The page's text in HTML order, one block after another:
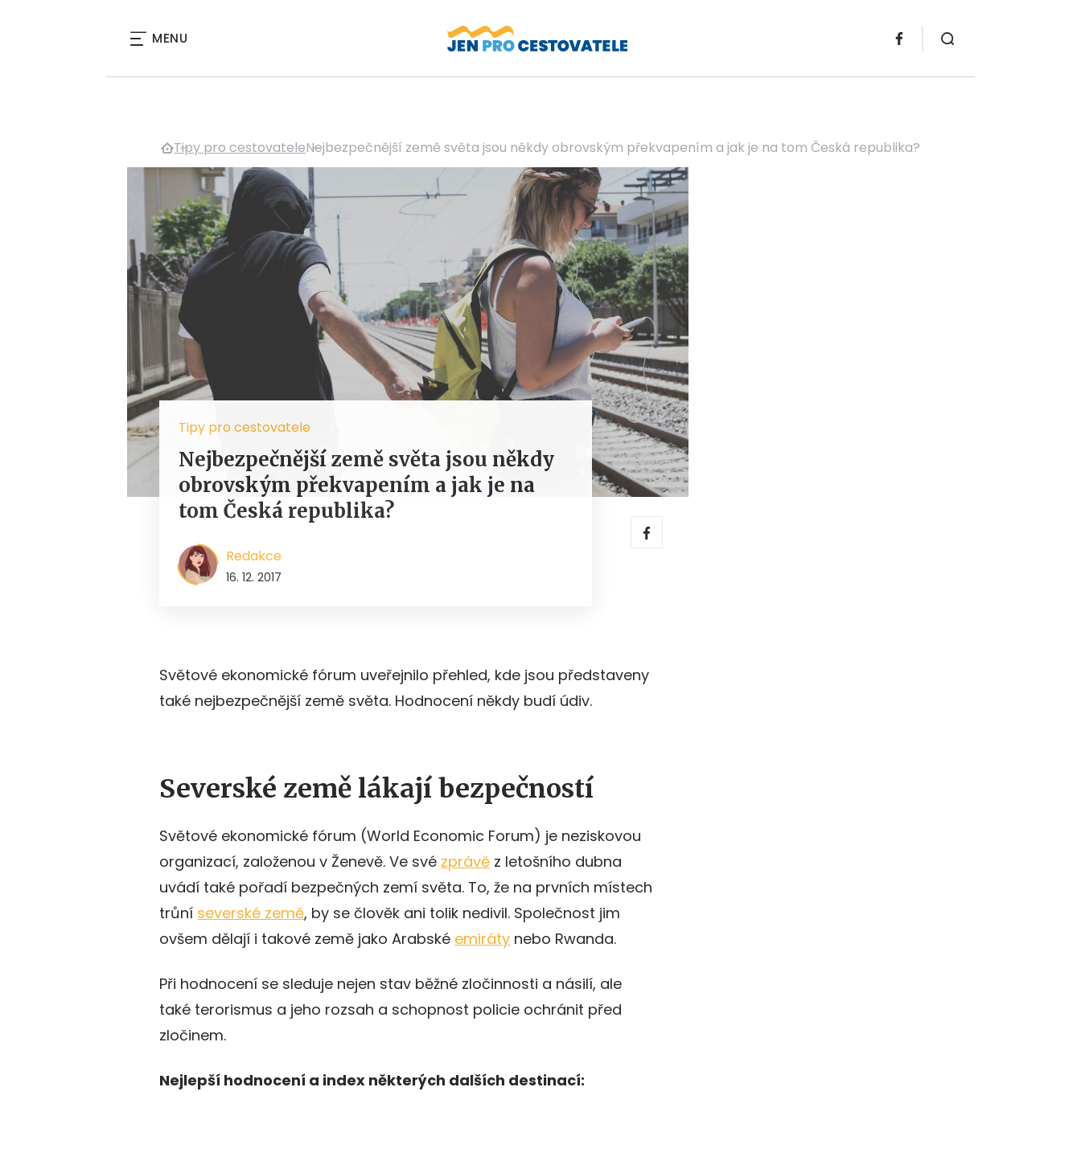
MENU
Tipy pro cestovateleNejbezpečnější země světa jsou někdy obrovským překvapením a jak je na tom Česká republika?
Tipy pro cestovatele
Nejbezpečnější země světa jsou někdy
obrovským překvapením a jak je na
tom Česká republika?
Redakce
16. 12. 2017
Světové ekonomické fórum uveřejnilo přehled, kde jsou představeny
také nejbezpečnější země světa. Hodnocení někdy budí údiv.
Severské země lákají bezpečností
Světové ekonomické fórum (World Economic Forum) je neziskovou
organizací, založenou v Ženevě. Ve své zprávě z letošního dubna
uvádí také pořadí bezpečných zemí světa. To, že na prvních místech
trůní severské země, by se člověk ani tolik nedivil. Společnost jim
ovšem dělají i takové země jako Arabské emiráty nebo Rwanda.
Při hodnocení se sleduje nejen stav běžné zločinnosti a násilí, ale
také terorismus a jeho rozsah a schopnost policie ochránit před
zločinem.
Nejlepší hodnocení a index některých dalších destinací: